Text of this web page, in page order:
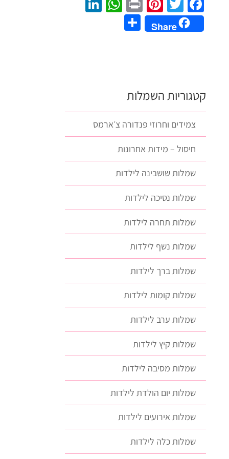
Share
קטגוריות השמלות
צמידים וחרוזי פנדורה צ׳ארמס
חיסול – מידות אחרונות
שמלות שושבינה לילדות
שמלות נסיכה לילדות
שמלות תחרה לילדות
שמלות נשף לילדות
שמלות ברך לילדות
שמלות קומות לילדות
שמלות ערב לילדות
שמלות קיץ לילדות
שמלות מסיבה לילדות
שמלות יום הולדת לילדות
שמלות אירועים לילדות
שמלות כלה לילדות